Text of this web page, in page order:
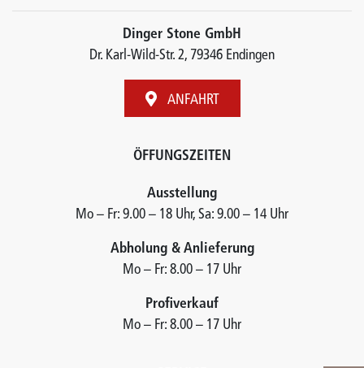
Dinger Stone GmbH
Dr. Karl-Wild-Str. 2, 79346 Endingen
ANFAHRT
ÖFFUNGSZEITEN
Ausstellung
Mo – Fr: 9.00 – 18 Uhr, Sa: 9.00 – 14 Uhr
Abholung & Anlieferung
Mo – Fr: 8.00 – 17 Uhr
Profiverkauf
Mo – Fr: 8.00 – 17 Uhr